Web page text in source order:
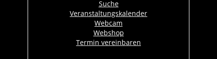
Suche
Veranstaltungskalender
Webcam
Webshop
Termin vereinbaren